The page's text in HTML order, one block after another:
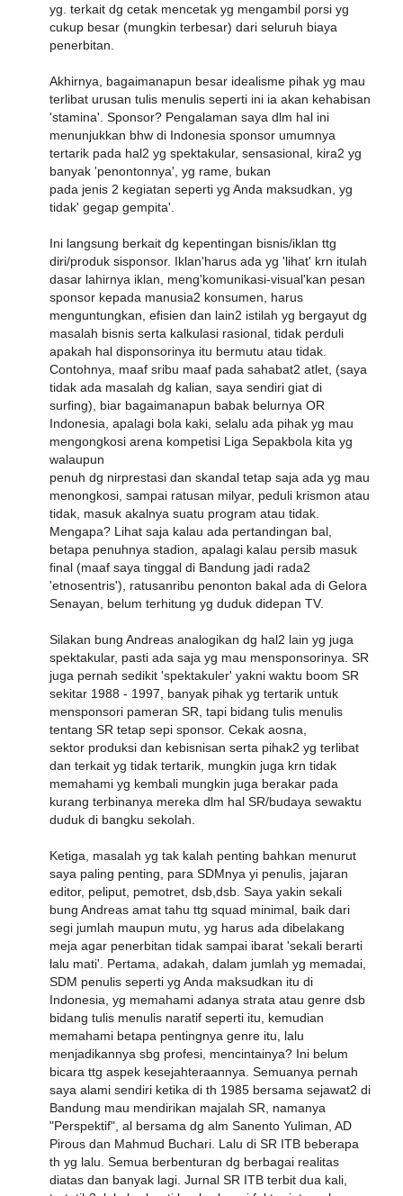
yg. terkait dg cetak mencetak yg mengambil porsi yg
cukup besar (mungkin terbesar) dari seluruh biaya
penerbitan.
Akhirnya, bagaimanapun besar idealisme pihak yg mau
terlibat urusan tulis menulis seperti ini ia akan kehabisan
'stamina'. Sponsor? Pengalaman saya dlm hal ini
menunjukkan bhw di Indonesia sponsor umumnya
tertarik pada hal2 yg spektakular, sensasional, kira2 yg
banyak 'penontonnya', yg rame, bukan
pada jenis 2 kegiatan seperti yg Anda maksudkan, yg
tidak' gegap gempita'.
Ini langsung berkait dg kepentingan bisnis/iklan ttg
diri/produk sisponsor. Iklan'harus ada yg 'lihat' krn itulah
dasar lahirnya iklan, meng'komunikasi-visual'kan pesan
sponsor kepada manusia2 konsumen, harus
menguntungkan, efisien dan lain2 istilah yg bergayut dg
masalah bisnis serta kalkulasi rasional, tidak perduli
apakah hal disponsorinya itu bermutu atau tidak.
Contohnya, maaf sribu maaf pada sahabat2 atlet, (saya
tidak ada masalah dg kalian, saya sendiri giat di
surfing), biar bagaimanapun babak belurnya OR
Indonesia, apalagi bola kaki, selalu ada pihak yg mau
mengongkosi arena kompetisi Liga Sepakbola kita yg
walaupun
penuh dg nirprestasi dan skandal tetap saja ada yg mau
menongkosi, sampai ratusan milyar, peduli krismon atau
tidak, masuk akalnya suatu program atau tidak.
Mengapa? Lihat saja kalau ada pertandingan bal,
betapa penuhnya stadion, apalagi kalau persib masuk
final (maaf saya tinggal di Bandung jadi rada2
'etnosentris'), ratusanribu penonton bakal ada di Gelora
Senayan, belum terhitung yg duduk didepan TV.
Silakan bung Andreas analogikan dg hal2 lain yg juga
spektakular, pasti ada saja yg mau mensponsorinya. SR
juga pernah sedikit 'spektakuler' yakni waktu boom SR
sekitar 1988 - 1997, banyak pihak yg tertarik untuk
mensponsori pameran SR, tapi bidang tulis menulis
tentang SR tetap sepi sponsor. Cekak aosna,
sektor produksi dan kebisnisan serta pihak2 yg terlibat
dan terkait yg tidak tertarik, mungkin juga krn tidak
memahami yg kembali mungkin juga berakar pada
kurang terbinanya mereka dlm hal SR/budaya sewaktu
duduk di bangku sekolah.
Ketiga, masalah yg tak kalah penting bahkan menurut
saya paling penting, para SDMnya yi penulis, jajaran
editor, peliput, pemotret, dsb,dsb. Saya yakin sekali
bung Andreas amat tahu ttg squad minimal, baik dari
segi jumlah maupun mutu, yg harus ada dibelakang
meja agar penerbitan tidak sampai ibarat 'sekali berarti
lalu mati'. Pertama, adakah, dalam jumlah yg memadai,
SDM penulis seperti yg Anda maksudkan itu di
Indonesia, yg memahami adanya strata atau genre dsb
bidang tulis menulis naratif seperti itu, kemudian
memahami betapa pentingnya genre itu, lalu
menjadikannya sbg profesi, mencintainya? Ini belum
bicara ttg aspek kesejahteraannya. Semuanya pernah
saya alami sendiri ketika di th 1985 bersama sejawat2 di
Bandung mau mendirikan majalah SR, namanya
"Perspektif", al bersama dg alm Sanento Yuliman, AD
Pirous dan Mahmud Buchari. Lalu di SR ITB beberapa
th yg lalu. Semua berbenturan dg berbagai realitas
diatas dan banyak lagi. Jurnal SR ITB terbit dua kali,